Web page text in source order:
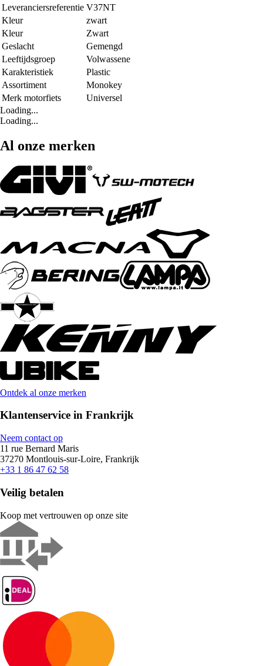
Leveranciersreferentie V37NT
Kleur
zwart
Kleur
Zwart
Geslacht
Gemengd
Leeftijdsgroep
Volwassene
Karakteristiek
Plastic
Assortiment
Monokey
Merk motorfiets
Universel
Loading...
Loading...
Al onze merken
Ontdek al onze merken
Klantenservice in Frankrijk
Neem contact op
11 rue Bernard Maris
37270 Montlouis-sur-Loire, Frankrijk
+33 1 86 47 62 58
Veilig betalen
Koop met vertrouwen op onze site